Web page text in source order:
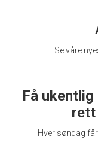
Se våre
Få
rett
Hver søndag